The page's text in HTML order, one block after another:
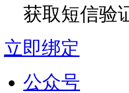
获取短信验
立即绑定
公众号